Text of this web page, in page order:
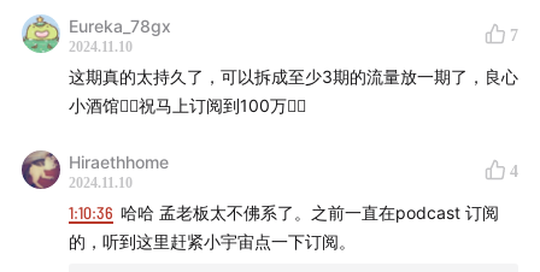
80:35
第四阶段
自己」，杀入强敌环绕的股票市场？
西蒙斯：感谢贵 IBM 天女（裁）散花（员）！为我
司再增两名语音识别大将！
伯勒坎普引入短期高频交易，持有几个小时或一两天。
等）。
小步快跑：这种机会只有中小型基金能抓到，因为每次执行
6）亨利·劳弗
推动大奖章基金从多模型变为单一模型。
多个模型，相当于拥有的数据被分散到各个模型里，数据被
Eureka_78gx
2024.11.10
7
这期真的太持久了，可以拆成至少3期的流量放一期了，良心
小酒馆👍🏻祝马上订阅到100万👍🏻
Hiraethhome
2024.11.10
4
1:10:36 哈哈 孟老板太不佛系了。之前一直在podcast 订阅
的，听到这里赶紧小宇宙点一下订阅。